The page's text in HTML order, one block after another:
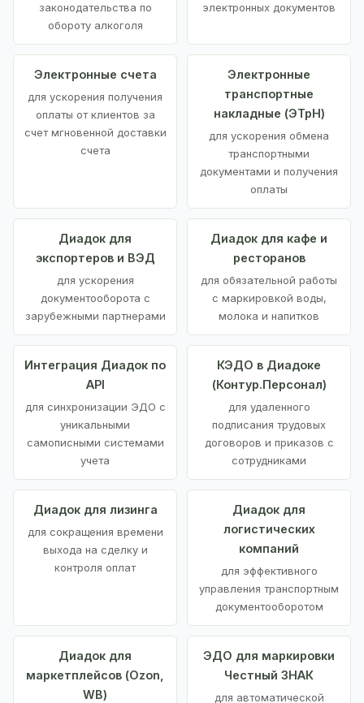
законодательства по
обороту алкоголя
электронных документов
Электронные счета
для ускорения получения
оплаты от клиентов за
счет мгновенной доставки
счета
Электронные
транспортные
накладные (ЭТрН)
для ускорения обмена
транспортными
документами и получения
оплаты
Диадок для
экспортеров и ВЭД
для ускорения
документооборота с
зарубежными партнерами
Диадок для кафе и
ресторанов
для обязательной работы
с маркировкой воды,
молока и напитков
Интеграция Диадок по
API
для синхронизации ЭДО с
уникальными
самописными системами
учета
КЭДО в Диадоке
(Контур.Персонал)
для удаленного
подписания трудовых
договоров и приказов с
сотрудниками
Диадок для лизинга
для сокращения времени
выхода на сделку и
контроля оплат
Диадок для
логистических
компаний
для эффективного
управления транспортным
документооборотом
Диадок для
маркетплейсов (Ozon,
WB)
ЭДО для маркировки
Честный ЗНАК
для автоматической